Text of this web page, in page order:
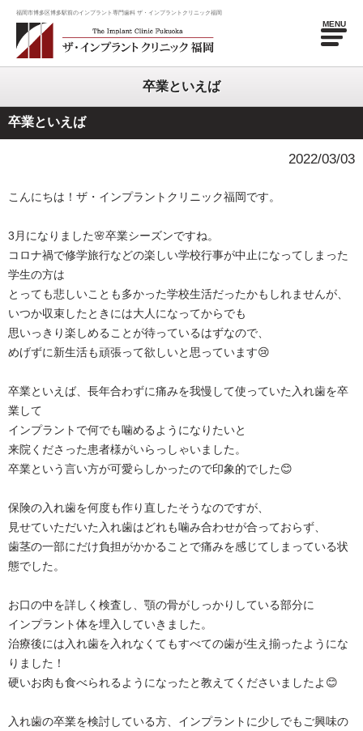
福岡市博多区博多駅前のインプラント専門歯科 ザ・インプラントクリニック福岡
MENU
卒業といえば
卒業といえば
2022/03/03
こんにちは！ザ・インプラントクリニック福岡です。
3月になりました🌸卒業シーズンですね。
コロナ禍で修学旅行などの楽しい学校行事が中止になってしまった
学生の方は
とっても悲しいことも多かった学校生活だったかもしれませんが、
いつか収束したときには大人になってからでも
思いっきり楽しめることが待っているはずなので、
めげずに新生活も頑張って欲しいと思っています😢
卒業といえば、長年合わずに痛みを我慢して使っていた入れ歯を卒
業して
インプラントで何でも噛めるようになりたいと
来院くださった患者様がいらっしゃいました。
卒業という言い方が可愛らしかったので印象的でした😊
保険の入れ歯を何度も作り直したそうなのですが、
見せていただいた入れ歯はどれも噛み合わせが合っておらず、
歯茎の一部にだけ負担がかかることで痛みを感じてしまっている状
態でした。
お口の中を詳しく検査し、顎の骨がしっかりしている部分に
インプラント体を埋入していきました。
治療後には入れ歯を入れなくてもすべての歯が生え揃ったようにな
りました！
硬いお肉も食べられるようになったと教えてくださいましたよ😊
入れ歯の卒業を検討している方、インプラントに少しでもご興味の